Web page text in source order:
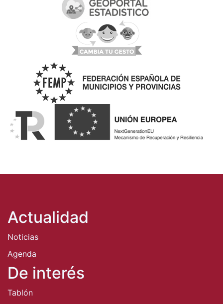
Actualidad
Noticias
Agenda
De interés
Tablón